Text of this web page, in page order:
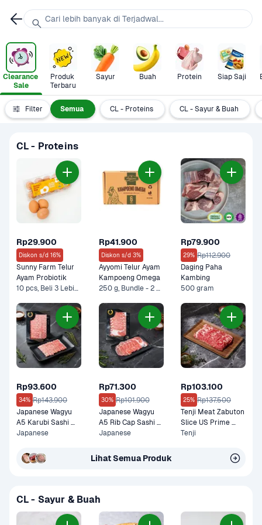
Clearance
Sale
Produk
Terbaru
Sayur Buah Protein Siap Saji
Filter Semua CL - Proteins CL - Sayur & Buah
CL - Proteins
Rp29.900
Diskon s/d 16%
Sunny Farm Telur
Ayam Probiotik
10 pcs, Beli 3 Lebih Murah
Rp41.900
Diskon s/d 3%
Ayyomi Telur Ayam
Kampoeng Omega
250 g, Bundle - 2 x 250 g*
Rp79.900
29% Rp112.900
Daging Paha
Kambing
500 gram
Rp93.600
34% Rp143.900
Japanese Wagyu
A5 Karubi Sashi
100 gram
Japanese
Rp71.300
30% Rp101.900
Japanese Wagyu
A5 Rib Cap Sashi
100 gram
Japanese
Rp103.100
25% Rp137.500
Tenji Meat Zabuton
Slice US Prime
Premium 200 gram
Tenji
Lihat Semua Produk
CL - Sayur & Buah
Cari lebih banyak di Terjadwal...